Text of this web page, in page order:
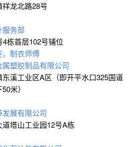
龙北路28号
服务部
栋首层102号铺位
，制衣师傅
塑胶制品有限公司
溪工业区A区（即开平水口325国道
米）
展有限公司
塔山工业园12号A栋